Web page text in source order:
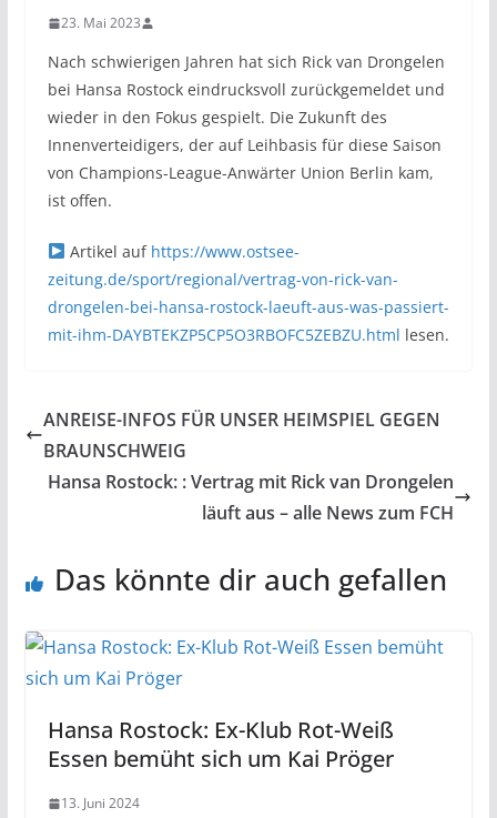
23. Mai 2023
Nach schwierigen Jahren hat sich Rick van Drongelen
bei Hansa Rostock eindrucksvoll zurückgemeldet und
wieder in den Fokus gespielt. Die Zukunft des
Innenverteidigers, der auf Leihbasis für diese Saison
von Champions-League-Anwärter Union Berlin kam,
ist offen.
Artikel auf https://www.ostsee-
zeitung.de/sport/regional/vertrag-von-rick-van-
drongelen-bei-hansa-rostock-laeuft-aus-was-passiert-
mit-ihm-DAYBTEKZP5CP5O3RBOFC5ZEBZU.html lesen.
ANREISE-INFOS FÜR UNSER HEIMSPIEL GEGEN
BRAUNSCHWEIG
Hansa Rostock: : Vertrag mit Rick van Drongelen
läuft aus – alle News zum FCH
Das könnte dir auch gefallen
Hansa Rostock: Ex-Klub Rot-Weiß
Essen bemüht sich um Kai Pröger
13. Juni 2024